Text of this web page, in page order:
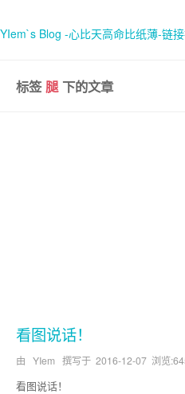
YIem`s Blog -心比天高命比纸薄-链
首页
标签腿 下的文章
看图说话！
由 YIem 撰写于 2016-12-07 浏览
看图说话！